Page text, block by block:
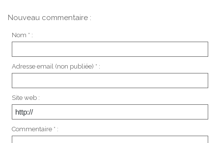
Nouveau commentaire :
Nom * :
Adresse email (non publiée) * :
Site web :
Commentaire * :